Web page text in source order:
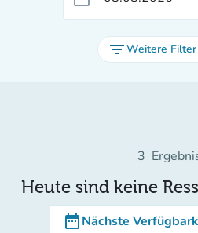
filter_listWeitere
3
Heute sind keine
date_rangeNächste